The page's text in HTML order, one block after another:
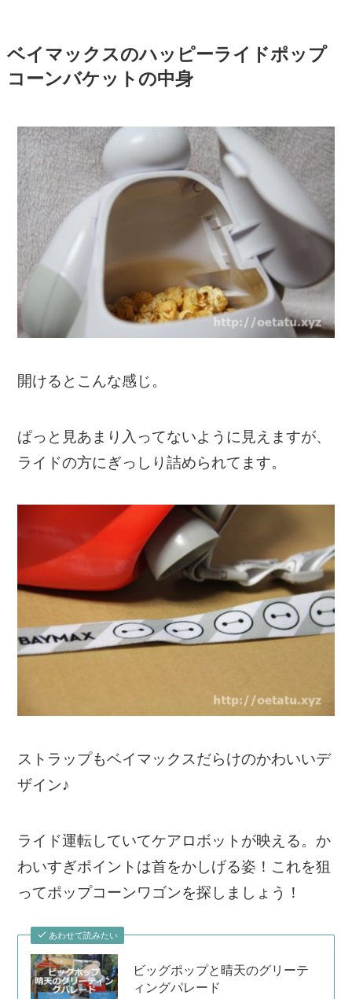
ベイマックスのハッピーライドポップ
コーンバケットの中身
開けるとこんな感じ。
ぱっと見あまり入ってないように見えますが、
ライドの方にぎっしり詰められてます。
ストラップもベイマックスだらけのかわいいデ
ザイン♪
ライド運転していてケアロボットが映える。か
わいすぎポイントは首をかしげる姿！これを狙
ってポップコーンワゴンを探しましょう！
あわせて読みたい
ビッグポップと晴天のグリーテ
ィングパレード